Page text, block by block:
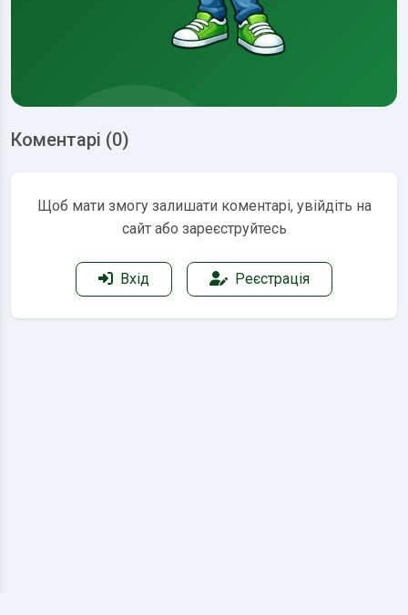
Коментарі (0)
Щоб мати змогу залишати коментарі, увійдіть на
сайт або зареєструйтесь
Вхід Реєстрація